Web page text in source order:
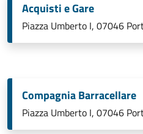
Acquisti e Gare
Piazza Umberto I, 07046
Compagnia Barracellare
Piazza Umberto I, 07046